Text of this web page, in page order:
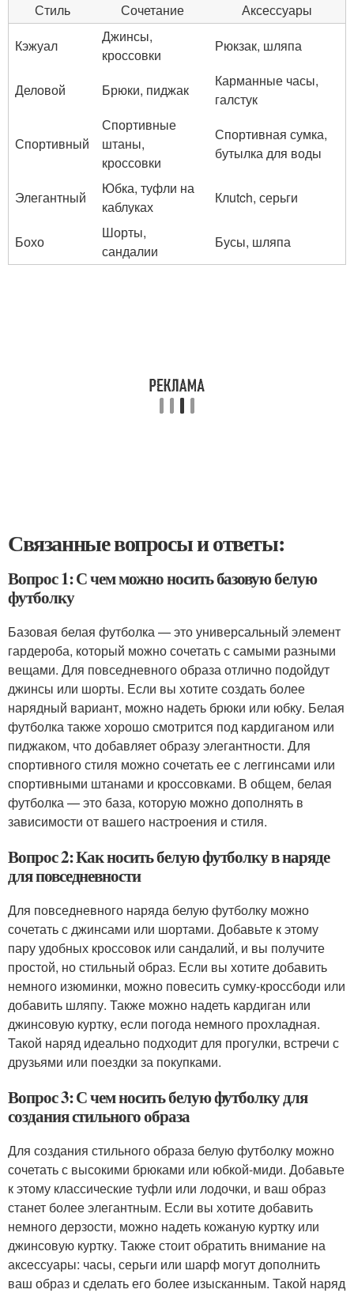
Стиль Сочетание
Аксессуары
Кэжуал
Джинсы,
кроссовки
Рюкзак, шляпа
Деловой Брюки, пиджак
Карманные часы,
галстук
Спортивный
Спортивные
штаны,
кроссовки
Спортивная сумка,
бутылка для воды
Элегантный
Юбка, туфли на
каблуках
Клutch, серьги
Бохо
Шорты,
сандалии
Бусы, шляпа
Связанные вопросы и ответы:
Вопрос 1: С чем можно носить базовую белую
футболку
Базовая белая футболка — это универсальный элемент
гардероба, который можно сочетать с самыми разными
вещами. Для повседневного образа отлично подойдут
джинсы или шорты. Если вы хотите создать более
нарядный вариант, можно надеть брюки или юбку. Белая
футболка также хорошо смотрится под кардиганом или
пиджаком, что добавляет образу элегантности. Для
спортивного стиля можно сочетать ее с леггинсами или
спортивными штанами и кроссовками. В общем, белая
футболка — это база, которую можно дополнять в
зависимости от вашего настроения и стиля.
Вопрос 2: Как носить белую футболку в наряде
для повседневности
Для повседневного наряда белую футболку можно
сочетать с джинсами или шортами. Добавьте к этому
пару удобных кроссовок или сандалий, и вы получите
простой, но стильный образ. Если вы хотите добавить
немного изюминки, можно повесить сумку-кроссбоди или
добавить шляпу. Также можно надеть кардиган или
джинсовую куртку, если погода немного прохладная.
Такой наряд идеально подходит для прогулки, встречи с
друзьями или поездки за покупками.
Вопрос 3: С чем носить белую футболку для
создания стильного образа
Для создания стильного образа белую футболку можно
сочетать с высокими брюками или юбкой-миди. Добавьте
к этому классические туфли или лодочки, и ваш образ
станет более элегантным. Если вы хотите добавить
немного дерзости, можно надеть кожаную куртку или
джинсовую куртку. Также стоит обратить внимание на
аксессуары: часы, серьги или шарф могут дополнить
ваш образ и сделать его более изысканным. Такой наряд